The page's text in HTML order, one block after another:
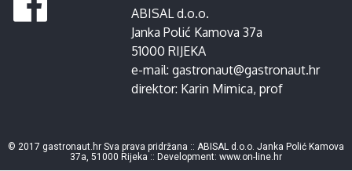
ABISAL d.o.o.
Janka Polić Kamova 37a
51000 RIJEKA
e-mail: gastronaut@gastronaut.hr
direktor: Karin Mimica, prof
© 2017 gastronaut.hr Sva prava pridržana :: ABISAL d.o.o. Janka Polić Kamova
37a, 51000 Rijeka :: Development: www.on-line.hr